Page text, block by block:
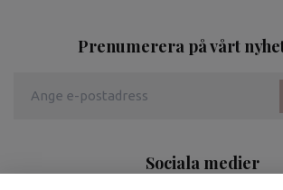
Prenumerera på vårt
Sociala medier